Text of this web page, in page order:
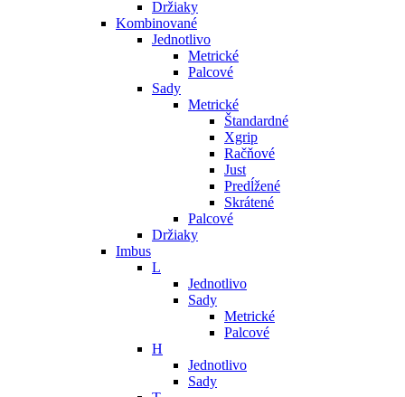
Držiaky
Kombinované
Jednotlivo
Metrické
Palcové
Sady
Metrické
Štandardné
Xgrip
Račňové
Just
Predĺžené
Skrátené
Palcové
Držiaky
Imbus
L
Jednotlivo
Sady
Metrické
Palcové
H
Jednotlivo
Sady